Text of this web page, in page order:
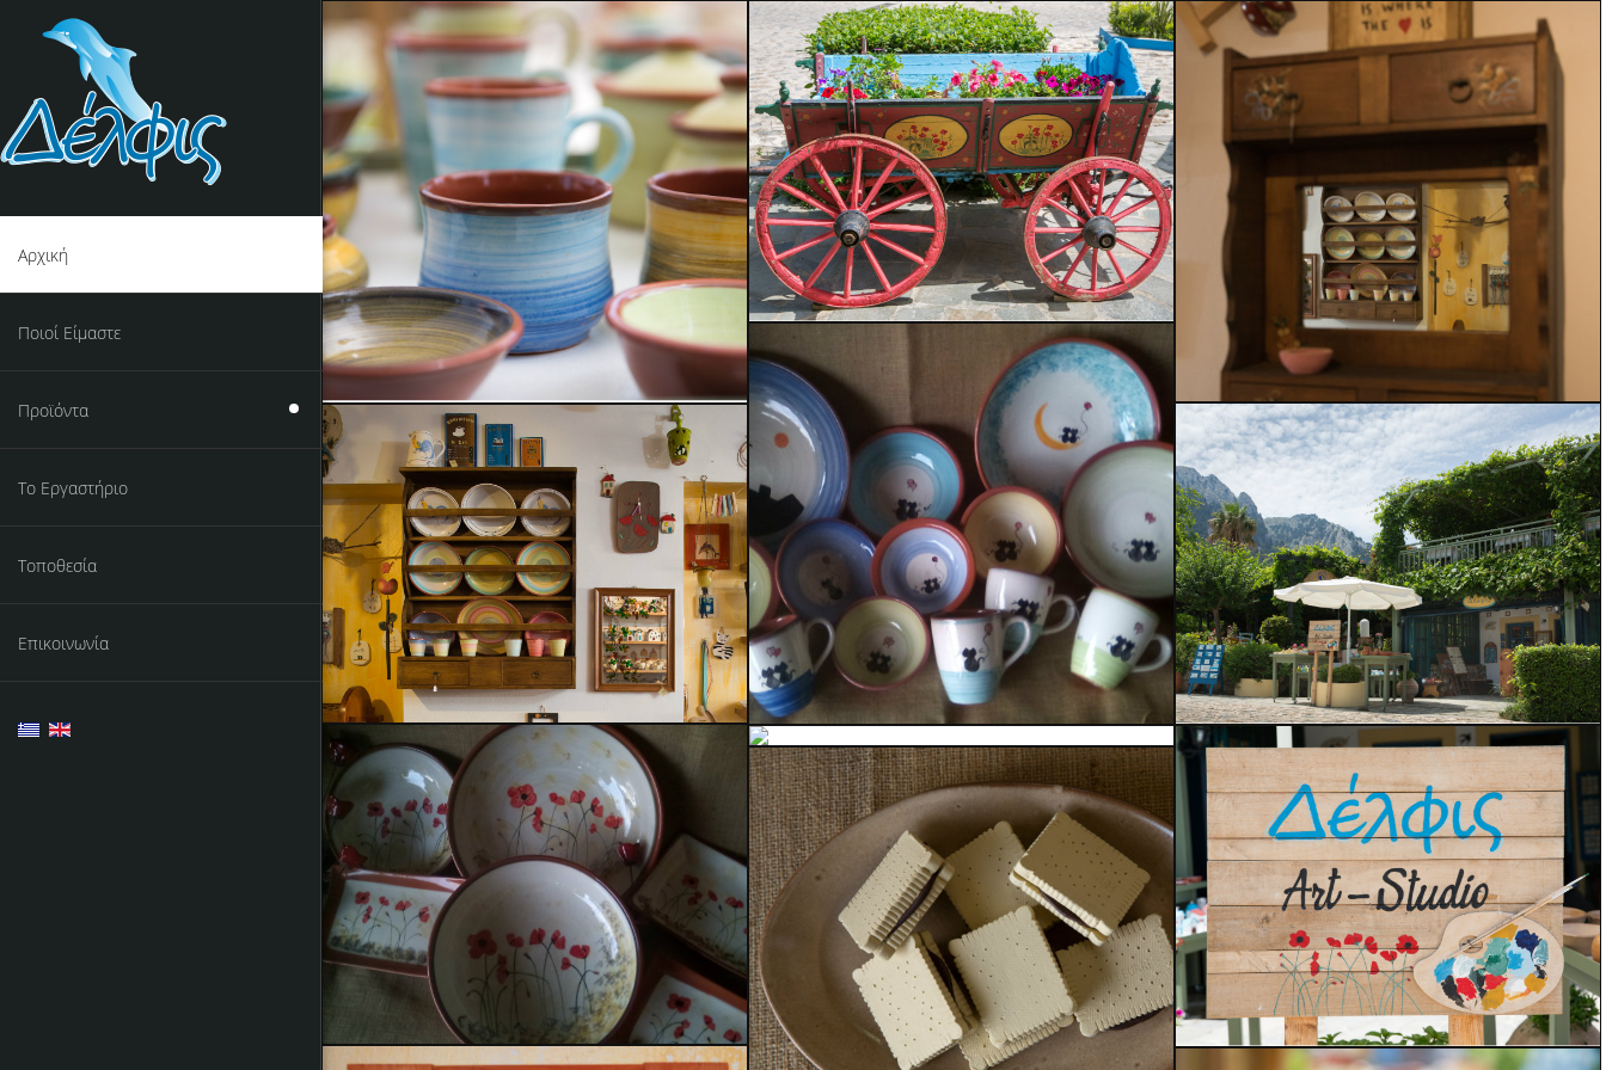
Αρχική
Ποιοί Είμαστε
Προϊόντα
Το Εργαστήριο
Τοποθεσία
Επικοινωνία
Κεραμικά Χρήσης
Κεραμικά
Καλωσήρθατε
Δελφίς Ζωγραφική σε Ξύλο
Ξύλινα αντικείμενα
Κεραμικά Χρήσης
Κεραμικά
Το Κατάστημα μας
Δελφίς
Μερικά από τα Έργα μας
Ξύλινα αντικείμενα
Το Κατάστημα μας
Δελφίς